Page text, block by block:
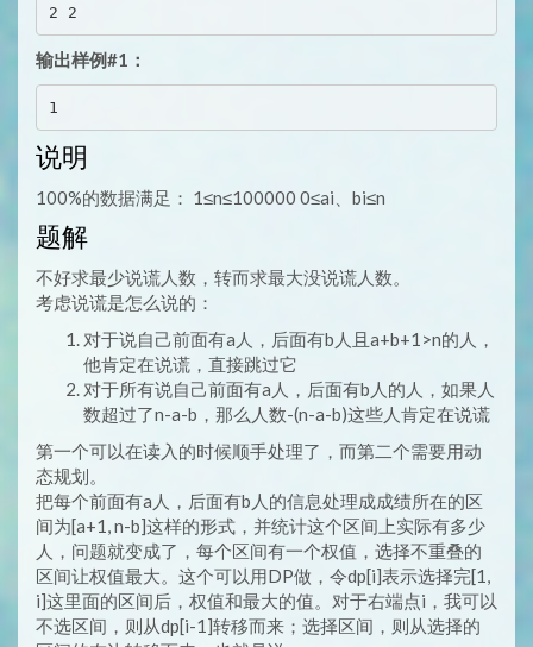
输出样例#1：
说明
100%的数据满足： 1≤n≤100000 0≤ai、bi≤n
题解
不好求最少说谎人数，转而求最大没说谎人数。
考虑说谎是怎么说的：
对于说自己前面有a人，后面有b人且a+b+1>n的人，
他肯定在说谎，直接跳过它
对于所有说自己前面有a人，后面有b人的人，如果人
数超过了n-a-b，那么人数-(n-a-b)这些人肯定在说谎
第一个可以在读入的时候顺手处理了，而第二个需要用动
态规划。
把每个前面有a人，后面有b人的信息处理成成绩所在的区
间为[a+1, n-b]这样的形式，并统计这个区间上实际有多少
人，问题就变成了，每个区间有一个权值，选择不重叠的
区间让权值最大。这个可以用DP做，令dp[i]表示选择完[1,
i]这里面的区间后，权值和最大的值。对于右端点i，我可以
不选区间，则从dp[i-1]转移而来；选择区间，则从选择的